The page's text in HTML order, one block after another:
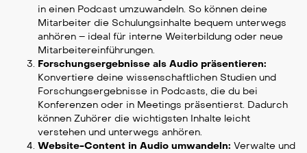
in einen Podcast umzuwandeln. So können deine
Mitarbeiter die Schulungsinhalte bequem unterwegs
anhören – ideal für interne Weiterbildung oder neue
Mitarbeitereinführungen.
Forschungsergebnisse als Audio präsentieren:
Konvertiere deine wissenschaftlichen Studien und
Forschungsergebnisse in Podcasts, die du bei
Konferenzen oder in Meetings präsentierst. Dadurch
können Zuhörer die wichtigsten Inhalte leicht
verstehen und unterwegs anhören.
Website-Content in Audio umwandeln: Verwalte und